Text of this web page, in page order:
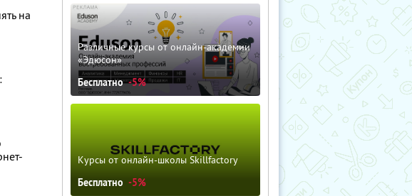
на
Различные курсы от онлайн-академии
«Эдюсон»
Бесплатно -5%
Курсы от онлайн-школы Skillfactory
Бесплатно -5%